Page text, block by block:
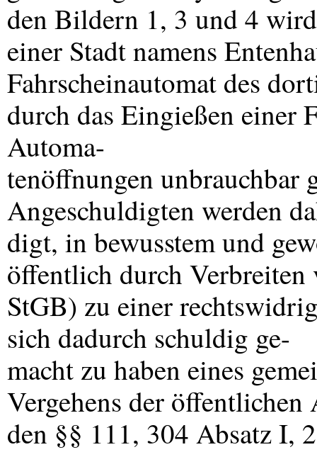
den Bildern 1, 3 und 4
einer Stadt namens
Fahrscheinautomat des
durch das Eingießen einer
Automa-
tenöffnungen
Angeschuldigten werden
digt, in bewusstem und
öffentlich durch
StGB) zu einer
sich dadurch schuldig ge-
macht zu haben eines
Vergehens der
den §§ 111, 304 Absatz I,